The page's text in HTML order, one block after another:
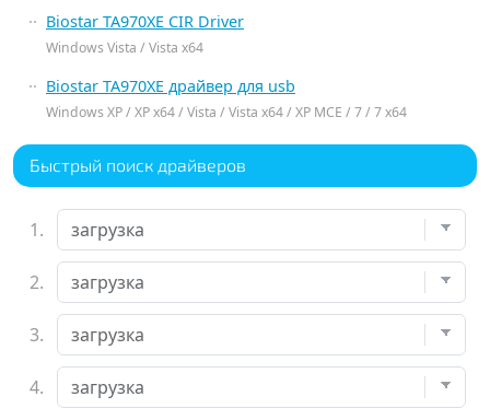
Biostar TA970XE CIR Driver
Windows Vista / Vista x64
Biostar TA970XE драйвер для usb
Windows XP / XP x64 / Vista / Vista x64 / XP MCE / 7 / 7 x64
Быстрый поиск драйверов
1.
2.
3.
4.